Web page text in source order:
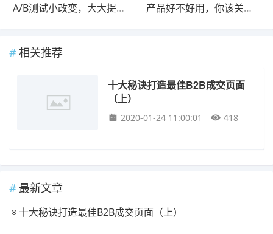
A/B测试小改变，大大提高转化率 产品好不好用，你该关心这些地方！！
相关推荐
十大秘诀打造最佳B2B成交页面
（上）
2020-01-24 11:00:01 418
最新文章
十大秘诀打造最佳B2B成交页面（上）